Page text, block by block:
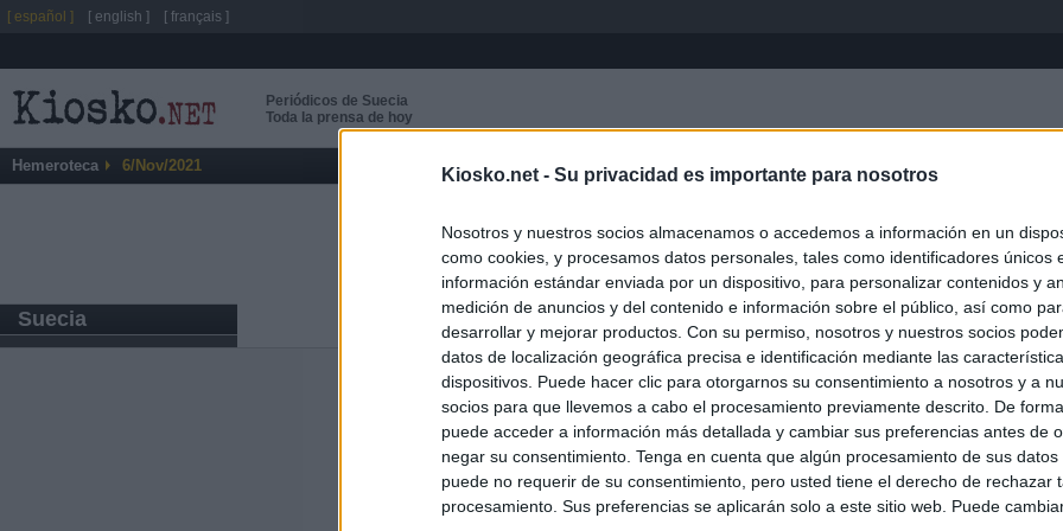
Kiosko.net - Su privacidad es importante para nosotros
Nosotros y nuestros socios almacenamos o accedemos a información en un
como cookies, y procesamos datos personales, tales como identificadores únicos
información estándar enviada por un dispositivo, para personalizar contenidos y
medición de anuncios y del contenido e información sobre el público, así como
desarrollar y mejorar productos. Con su permiso, nosotros y nuestros socios
datos de localización geográfica precisa e identificación mediante las
dispositivos. Puede hacer clic para otorgarnos su consentimiento a nosotros y a
socios para que llevemos a cabo el procesamiento previamente descrito. De
puede acceder a información más detallada y cambiar sus preferencias antes de
negar su consentimiento. Tenga en cuenta que algún procesamiento de sus
puede no requerir de su consentimiento, pero usted tiene el derecho de rechazar
procesamiento. Sus preferencias se aplicarán solo a este sitio web. Puede
Periódicos de Suecia
Toda la prensa de hoy
Hemeroteca 6/Nov/2021 Inicio
Suecia
Últimas noticias
El Gobierno da un ultimátum a Italia: o levanta los controles a viajeros de
España o adoptará "medidas proporcionales"
Italia rechaza el ultimátum del Gobierno y mantiene los controles a viajeros de
del
[ español ] [ english ] [ français ]